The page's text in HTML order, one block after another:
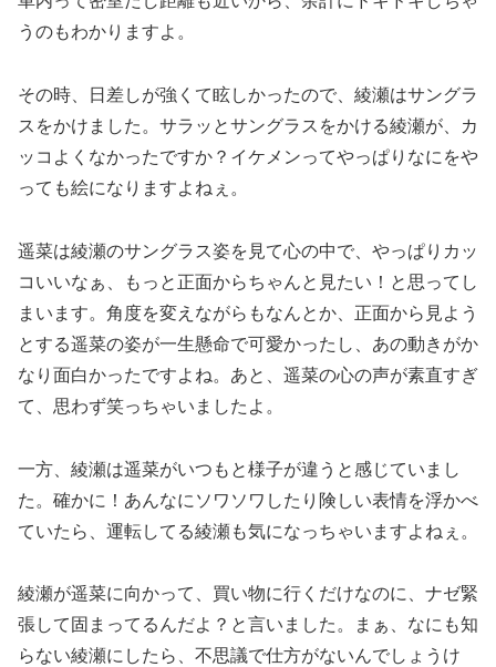
うのもわかりますよ。
その時、日差しが強くて眩しかったので、綾瀬はサングラ
スをかけました。サラッとサングラスをかける綾瀬が、カ
ッコよくなかったですか？イケメンってやっぱりなにをや
っても絵になりますよねぇ。
遥菜は綾瀬のサングラス姿を見て心の中で、やっぱりカッ
コいいなぁ、もっと正面からちゃんと見たい！と思ってし
まいます。角度を変えながらもなんとか、正面から見よう
とする遥菜の姿が一生懸命で可愛かったし、あの動きがか
なり面白かったですよね。あと、遥菜の心の声が素直すぎ
て、思わず笑っちゃいましたよ。
一方、綾瀬は遥菜がいつもと様子が違うと感じていまし
た。確かに！あんなにソワソワしたり険しい表情を浮かべ
ていたら、運転してる綾瀬も気になっちゃいますよねぇ。
綾瀬が遥菜に向かって、買い物に行くだけなのに、ナゼ緊
張して固まってるんだよ？と言いました。まぁ、なにも知
らない綾瀬にしたら、不思議で仕方がないんでしょうけ